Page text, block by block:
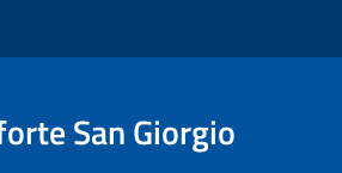
San Giorgio